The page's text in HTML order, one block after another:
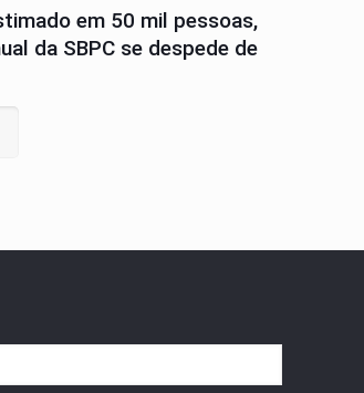
em 50 mil pessoas,
da SBPC se despede de